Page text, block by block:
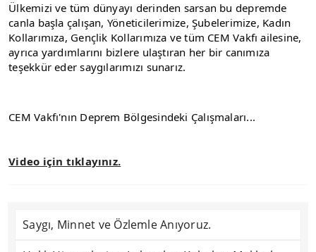
Ülkemizi ve tüm dünyayı derinden sarsan bu depremde
canla başla çalışan, Yöneticilerimize, Şubelerimize, Kadın
Kollarımıza, Gençlik Kollarımıza ve tüm CEM Vakfı ailesine,
ayrıca yardımlarını bizlere ulaştıran her bir canımıza
teşekkür eder saygılarımızı sunarız.
CEM Vakfı'nın Deprem Bölgesindeki Çalışmaları...
Video için tıklayınız.
Saygı, Minnet ve Özlemle Anıyoruz.